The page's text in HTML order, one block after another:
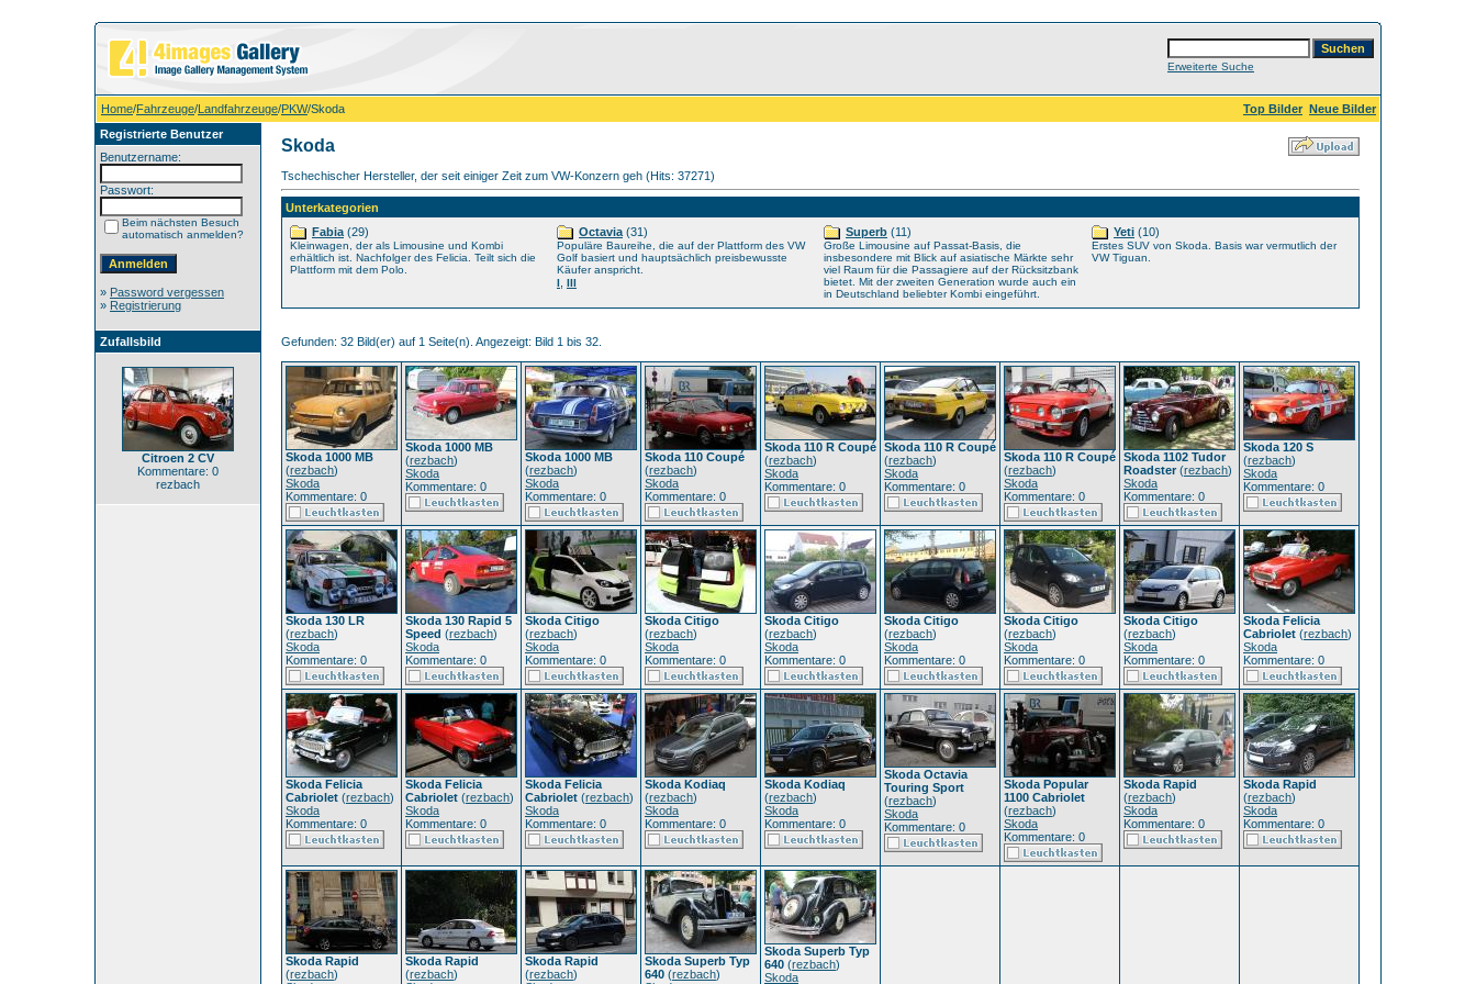
Erweiterte Suche
Home/Fahrzeuge/Landfahrzeuge/PKW/Skoda Top Bilder Neue Bilder
Registrierte Benutzer
Benutzername:
Passwort:
Beim nächsten Besuch
automatisch anmelden?
» Password vergessen
» Registrierung
Zufallsbild
Citroen 2 CV
Kommentare: 0
rezbach
Skoda
Tschechischer Hersteller, der seit einiger Zeit zum VW-Konzern geh (Hits: 37271)
Unterkategorien
Fabia (29)
Kleinwagen, der als Limousine und Kombi
erhältlich ist. Nachfolger des Felicia. Teilt sich die
Plattform mit dem Polo.
Octavia (31)
Populäre Baureihe, die auf der Plattform des VW
Golf basiert und hauptsächlich preisbewusste
Käufer anspricht.
I III
Superb (11)
Große Limousine auf Passat-Basis, die
insbesondere mit Blick auf asiatische Märkte sehr
viel Raum für die Passagiere auf der Rücksitzbank
bietet. Mit der zweiten Generation wurde auch ein
in Deutschland beliebter Kombi eingeführt.
Yeti (10)
Erstes SUV von Skoda. Basis war vermutlich der
VW Tiguan.
Gefunden: 32 Bild(er) auf 1 Seite(n). Angezeigt: Bild 1 bis 32.
Skoda 1000 MB
(rezbach)
Skoda
Kommentare: 0
Skoda 1000 MB
(rezbach)
Skoda
Kommentare: 0
Skoda 1000 MB
(rezbach)
Skoda
Kommentare: 0
Skoda 110 Coupé
(rezbach)
Skoda
Kommentare: 0
Skoda 110 R Coupé
(rezbach)
Skoda
Kommentare: 0
Skoda 110 R Coupé
(rezbach)
Skoda
Kommentare: 0
Skoda 110 R Coupé
(rezbach)
Skoda
Kommentare: 0
Skoda 1102 Tudor
Roadster(rezbach)
Skoda
Kommentare: 0
Skoda 120 S
(rezbach)
Skoda
Kommentare: 0
Skoda 130 LR
(rezbach)
Skoda
Kommentare: 0
Skoda 130 Rapid 5
Speed (rezbach)
Skoda
Kommentare: 0
Skoda Citigo
(rezbach)
Skoda
Kommentare: 0
Skoda Citigo
(rezbach)
Skoda
Kommentare: 0
Skoda Citigo
(rezbach)
Skoda
Kommentare: 0
Skoda Citigo
(rezbach)
Skoda
Kommentare: 0
Skoda Citigo
(rezbach)
Skoda
Kommentare: 0
Skoda Citigo
(rezbach)
Skoda
Kommentare: 0
Skoda Felicia
Cabriolet (rezbach)
Skoda
Kommentare: 0
Skoda Felicia
Cabriolet (rezbach)
Skoda
Kommentare: 0
Skoda Felicia
Cabriolet (rezbach)
Skoda
Kommentare: 0
Skoda Felicia
Cabriolet (rezbach)
Skoda
Kommentare: 0
Skoda Kodiaq
(rezbach)
Skoda
Kommentare: 0
Skoda Kodiaq
(rezbach)
Skoda
Kommentare: 0
Skoda Octavia
Touring Sport
(rezbach)
Skoda
Kommentare: 0
Skoda Popular
1100 Cabriolet
(rezbach)
Skoda
Kommentare: 0
Skoda Rapid
(rezbach)
Skoda
Kommentare: 0
Skoda Rapid
(rezbach)
Skoda
Kommentare: 0
Skoda Rapid
(rezbach)
Skoda Rapid
(rezbach)
Skoda Rapid
(rezbach)
Skoda Superb Typ
640 (rezbach)
Skoda Superb Typ
640 (rezbach)
Skoda